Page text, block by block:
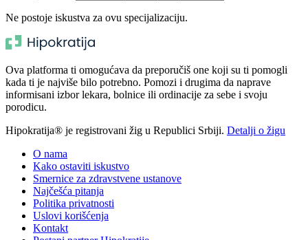
Ne postoje iskustva za ovu specijalizaciju.
Ova platforma ti omogućava da preporučiš one koji su ti pomogli
kada ti je najviše bilo potrebno. Pomozi i drugima da naprave
informisani izbor lekara, bolnice ili ordinacije za sebe i svoju
porodicu.
Hipokratija® je registrovani žig u Republici Srbiji. Detalji o žigu
O nama
Kako ostaviti iskustvo
Smernice za zdravstvene ustanove
Najčešća pitanja
Politika privatnosti
Uslovi korišćenja
Kontakt